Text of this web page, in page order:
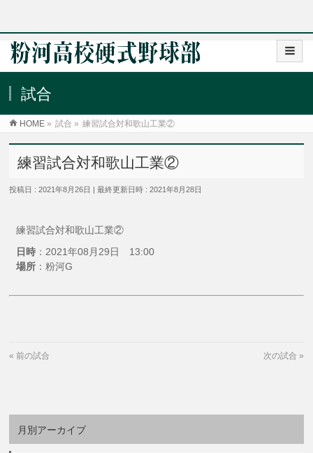
試合
HOME » 試合 » 練習試合対和歌山工業②
練習試合対和歌山工業②
投稿日 : 2021年8月26日 最終更新日時 : 2021年8月28日
練習試合対和歌山工業②
日時 ：2021年08月29日 13:00
場所 ：粉河G
«前の試合 次の試合 »
月別アーカイブ